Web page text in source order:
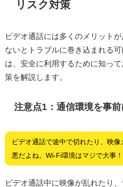
リスク対策
ビデオ通話には多くのメリット
ないとトラブルに巻き込まれる
は、安全に利用するために知っ
策を解説します。
注意点1：通信環境を事前
ビデオ通話で途中で切れたり、映像
悪だよね。Wi-Fi環境はマジで大事！
ビデオ通話中に映像が乱れたり